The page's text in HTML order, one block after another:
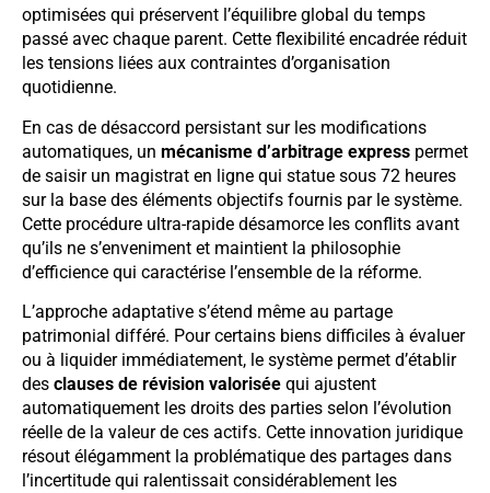
optimisées qui préservent l’équilibre global du temps
passé avec chaque parent. Cette flexibilité encadrée réduit
les tensions liées aux contraintes d’organisation
quotidienne.
En cas de désaccord persistant sur les modifications
automatiques, un mécanisme d’arbitrage express permet
de saisir un magistrat en ligne qui statue sous 72 heures
sur la base des éléments objectifs fournis par le système.
Cette procédure ultra-rapide désamorce les conflits avant
qu’ils ne s’enveniment et maintient la philosophie
d’efficience qui caractérise l’ensemble de la réforme.
L’approche adaptative s’étend même au partage
patrimonial différé. Pour certains biens difficiles à évaluer
ou à liquider immédiatement, le système permet d’établir
des clauses de révision valorisée qui ajustent
automatiquement les droits des parties selon l’évolution
réelle de la valeur de ces actifs. Cette innovation juridique
résout élégamment la problématique des partages dans
l’incertitude qui ralentissait considérablement les